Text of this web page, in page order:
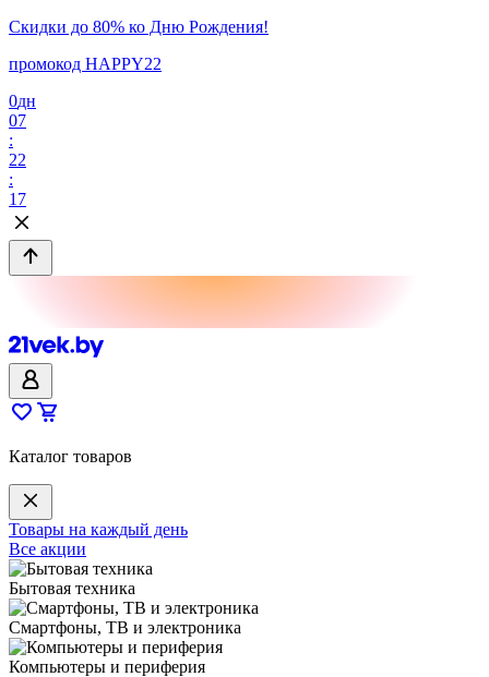
Скидки до 80% ко Дню Рождения!
промокод HAPPY22
0дн
07
:
22
:
17
Каталог товаров
Товары на каждый день
Все акции
Бытовая техника
Смартфоны, ТВ и электроника
Компьютеры и периферия